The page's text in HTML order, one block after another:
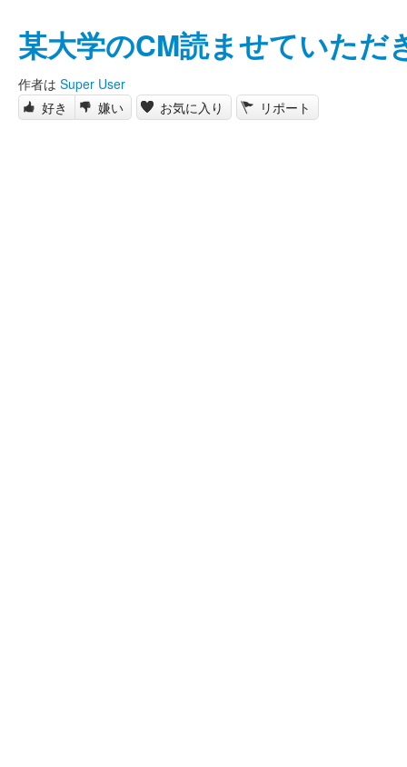
某大学のCM読ませていただ
作者は Super User
好き
嫌い お気に入り リポート